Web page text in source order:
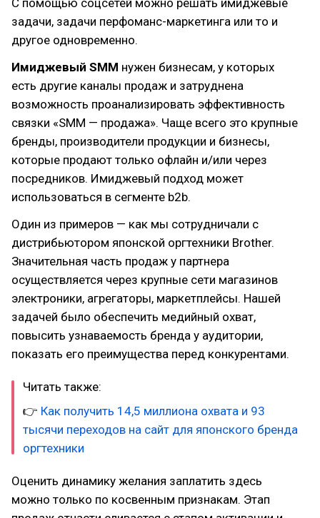
задачи, задачи перфоманс-маркетинга или то и
другое одновременно.
Имиджевый SMM нужен бизнесам, у которых
есть другие каналы продаж и затруднена
возможность проанализировать эффективность
связки «SMM — продажа». Чаще всего это крупные
бренды, производители продукции и бизнесы,
которые продают только офлайн и/или через
посредников. Имиджевый подход может
использоваться в сегменте b2b.
Один из примеров — как мы сотрудничали с
дистрибьютором японской оргтехники Brother.
Значительная часть продаж у партнера
осуществляется через крупные сети магазинов
электроники, агрегаторы, маркетплейсы. Нашей
задачей было обеспечить медийный охват,
повысить узнаваемость бренда у аудитории,
показать его преимущества перед конкурентами.
Читать также:
👉 Как получить 14,5 миллиона охвата и 93
тысячи переходов на сайт для японского бренда
оргтехники
Оценить динамику желания заплатить здесь
можно только по косвенным признакам. Этап